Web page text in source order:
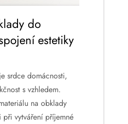
do
estetiky
srdce domácnosti,
s vzhledem.
na obklady
vytváření příjemné